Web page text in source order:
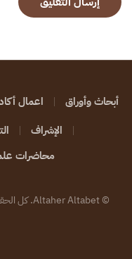
أبحاث وأوراق اعمال
الإشراف
محاضرات
©Altaher Altabet. كل الحقوق محفوظة. - تصميم: